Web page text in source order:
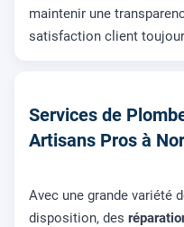
maintenir une
satisfaction client
Services de
Artisans Pros à
Avec une grande variété
disposition, des